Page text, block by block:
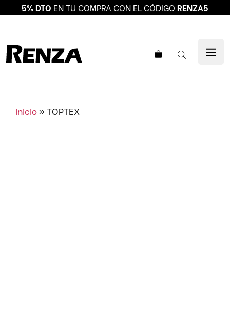
5% DTO EN TU COMPRA CON EL CÓDIGO RENZA5
al
contenido
Inicio » TOPTEX